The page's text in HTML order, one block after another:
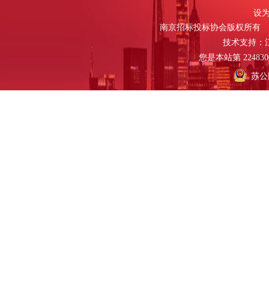
设
南京招标投标协会版权所有
技术支持：
您是本站第
苏公